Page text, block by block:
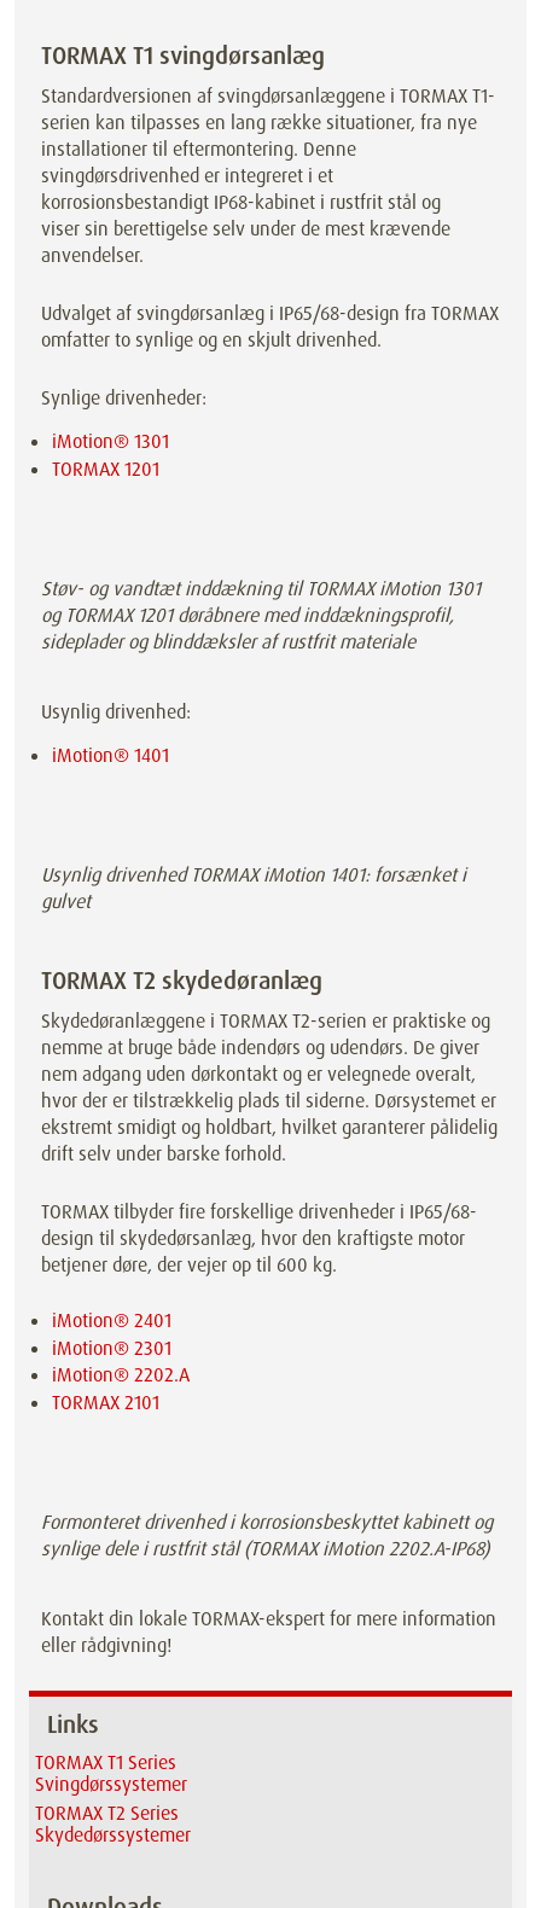
TORMAX T1 svingdørsanlæg
Standardversionen af svingdørsanlæggene i TORMAX T1-
serien kan tilpasses en lang række situationer, fra nye
installationer til eftermontering. Denne
svingdørsdrivenhed er integreret i et
korrosionsbestandigt IP68-kabinet i rustfrit stål og
viser sin berettigelse selv under de mest krævende
anvendelser.
Udvalget af svingdørsanlæg i IP65/68-design fra TORMAX
omfatter to synlige og en skjult drivenhed.
Synlige drivenheder:
iMotion® 1301
TORMAX 1201
Støv- og vandtæt inddækning til TORMAX iMotion 1301
og TORMAX 1201 døråbnere med inddækningsprofil,
sideplader og blinddæksler af rustfrit materiale
Usynlig drivenhed:
iMotion® 1401
Usynlig drivenhed TORMAX iMotion 1401: forsænket i
gulvet
TORMAX T2 skydedøranlæg
Skydedøranlæggene i TORMAX T2-serien er praktiske og
nemme at bruge både indendørs og udendørs. De giver
nem adgang uden dørkontakt og er velegnede overalt,
hvor der er tilstrækkelig plads til siderne. Dørsystemet er
ekstremt smidigt og holdbart, hvilket garanterer pålidelig
drift selv under barske forhold.
TORMAX tilbyder fire forskellige drivenheder i IP65/68-
design til skydedørsanlæg, hvor den kraftigste motor
betjener døre, der vejer op til 600 kg.
iMotion® 2401
iMotion® 2301
iMotion® 2202.A
TORMAX 2101
Formonteret drivenhed i korrosionsbeskyttet kabinett og
synlige dele i rustfrit stål (TORMAX iMotion 2202.A-IP68)
Kontakt din lokale TORMAX-ekspert for mere information
eller rådgivning!
Links
TORMAX T1 Series
Svingdørssystemer
TORMAX T2 Series
Skydedørssystemer